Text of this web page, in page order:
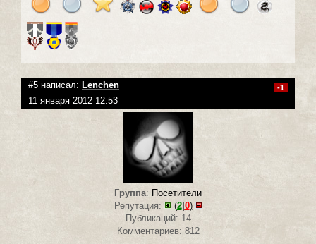
#5 написал: Lenchen -1
11 января 2012 12:53
Группа: Посетители
Репутация:
(2| 0)
Публикаций: 14
Комментариев: 812